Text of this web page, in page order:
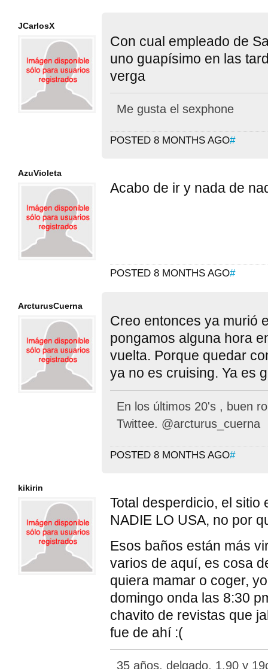
JCarlosX
Con cual empleado de
uno guapísimo en las
verga
Me gusta el sexphone
POSTED 8 MONTHS AGO#
AzuVioleta
Acabo de ir y nada de
POSTED 8 MONTHS AGO#
ArcturusCuerna
Creo entonces ya murió
pongamos alguna hora
vuelta. Porque quedar
ya no es cruising. Ya es
En los últimos 20's , buen
Twittee. @arcturus_cuerna
POSTED 8 MONTHS AGO#
kikirin
Total desperdicio, el sitio
NADIE LO USA, no por
Esos baños están más
varios de aquí, es cosa
quiera mamar o coger,
domingo onda las 8:30
chavito de revistas que
fue de ahí :(
35 años, delgado, 1.90 y